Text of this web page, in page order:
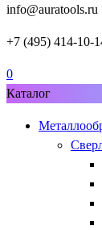
info@auratools.ru
+7 (495) 414-10-
0
Каталог